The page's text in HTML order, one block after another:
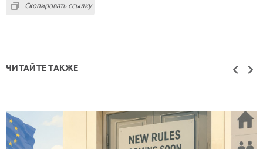
Скопировать ссылку
ЧИТАЙТЕ ТАКЖЕ